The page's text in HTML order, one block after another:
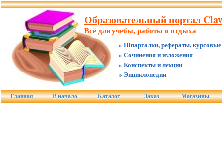
Образовательный портал
Всё для учебы, работы и отдыха
» Шпаргалки, рефераты, курсовые
» Сочинения и изложения
» Конспекты и лекции
» Энциклопедии
Главная В начало Каталог Заказ Магазины